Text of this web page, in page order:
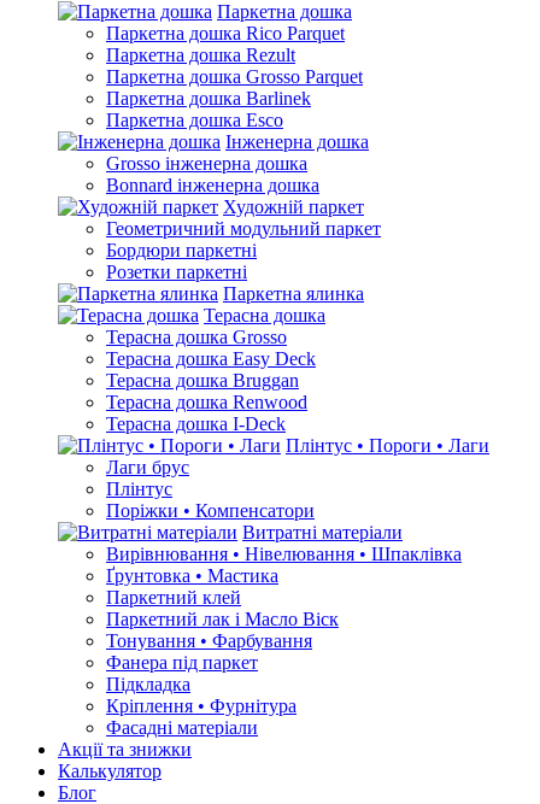
Паркетна дошка
Паркетна дошка Rico Parquet
Паркетна дошка Rezult
Паркетна дошка Grosso Parquet
Паркетна дошка Barlinek
Паркетна дошка Esco
Інженерна дошка
Grosso інженерна дошка
Bonnard інженерна дошка
Художній паркет
Геометричний модульний паркет
Бордюри паркетні
Розетки паркетні
Паркетна ялинка
Терасна дошка
Терасна дошка Grosso
Терасна дошка Easy Deck
Терасна дошка Bruggan
Терасна дошка Renwood
Терасна дошка I-Deck
Плінтус • Пороги • Лаги
Лаги брус
Плінтус
Поріжки • Компенсатори
Витратні матеріали
Вирівнювання • Нівелювання • Шпаклівка
Ґрунтовкa • Мастика
Паркетний клей
Паркетний лак і Масло Віск
Тонування • Фарбування
Фанера під паркет
Підкладка
Кріплення • Фурнітура
Фасадні матеріали
Акції та знижки
Калькулятор
Блог